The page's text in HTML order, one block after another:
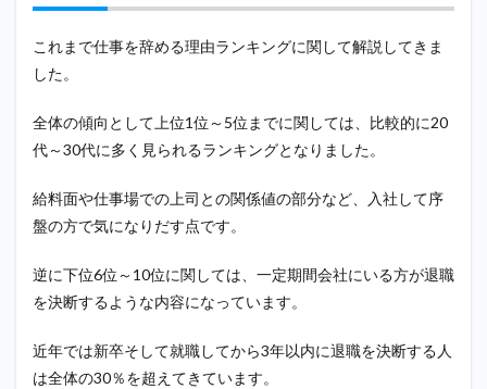
これまで仕事を辞める理由ランキングに関して解説してきま
した。
全体の傾向として上位1位～5位までに関しては、比較的に20
代～30代に多く見られるランキングとなりました。
給料面や仕事場での上司との関係値の部分など、入社して序
盤の方で気になりだす点です。
逆に下位6位～10位に関しては、一定期間会社にいる方が退職
を決断するような内容になっています。
近年では新卒そして就職してから3年以内に退職を決断する人
は全体の30％を超えてきています。